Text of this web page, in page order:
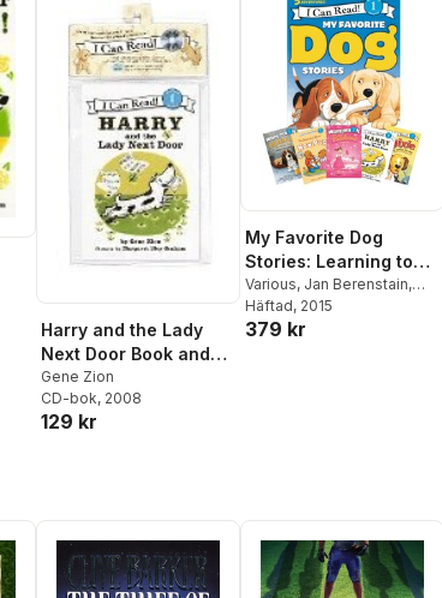
Harry and the Lady
Next Door Book and
CD
Gene Zion
CD-bok, 2008
129 kr
My Favorite Dog
Stories: Learning to
Read Box Set
Various, Jan Berenstain,
Ree Drummond
Gilman,Victoria Kann
Häftad, 2015
379 kr